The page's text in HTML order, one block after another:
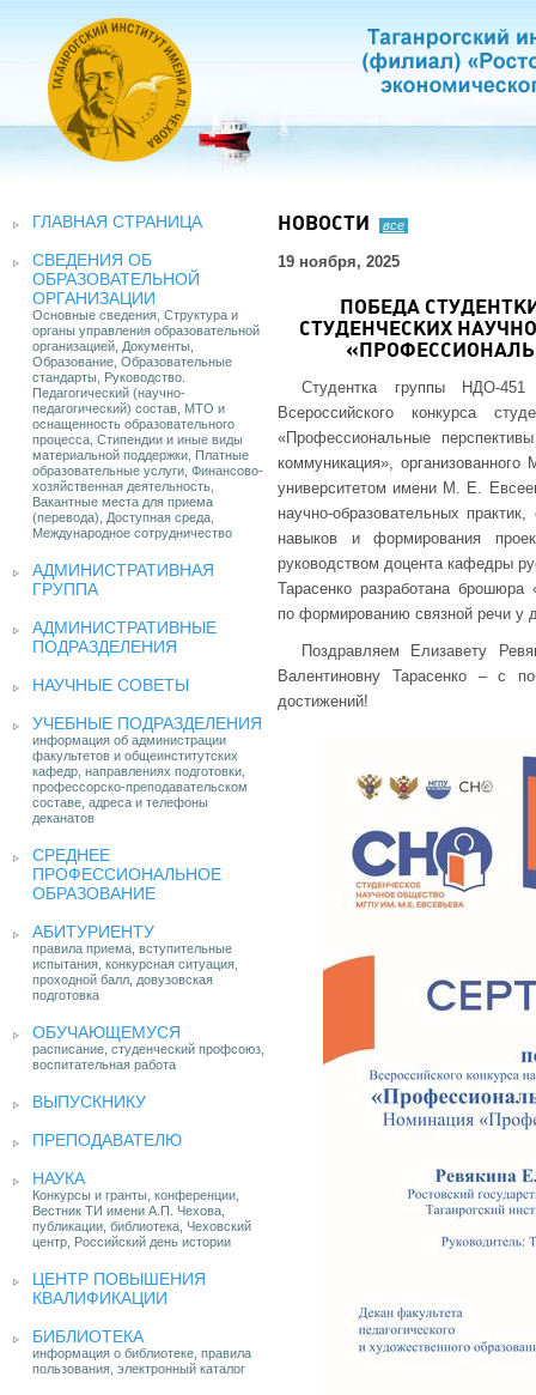
ГЛАВНАЯ СТРАНИЦА
СВЕДЕНИЯ ОБ
ОБРАЗОВАТЕЛЬНОЙ
ОРГАНИЗАЦИИ
Основные сведения, Структура и
органы управления образовательной
организацией, Документы,
Образование, Образовательные
стандарты, Руководство.
Педагогический (научно-
педагогический) состав, МТО и
оснащенность образовательного
процесса, Стипендии и иные виды
материальной поддержки, Платные
образовательные услуги, Финансово-
хозяйственная деятельность,
Вакантные места для приема
(перевода), Доступная среда,
Международное сотрудничество
АДМИНИСТРАТИВНАЯ
ГРУППА
АДМИНИСТРАТИВНЫЕ
ПОДРАЗДЕЛЕНИЯ
НАУЧНЫЕ СОВЕТЫ
УЧЕБНЫЕ ПОДРАЗДЕЛЕНИЯ
информация об администрации
факультетов и общеинститутских
кафедр, направлениях подготовки,
профессорско-преподавательском
составе, адреса и телефоны
деканатов
СРЕДНЕЕ
ПРОФЕССИОНАЛЬНОЕ
ОБРАЗОВАНИЕ
АБИТУРИЕНТУ
правила приема, вступительные
испытания, конкурсная ситуация,
проходной балл, довузовская
подготовка
ОБУЧАЮЩЕМУСЯ
расписание, студенческий профсоюз,
воспитательная работа
ВЫПУСКНИКУ
ПРЕПОДАВАТЕЛЮ
НАУКА
Конкурсы и гранты, конференции,
Вестник ТИ имени А.П. Чехова,
публикации, библиотека, Чеховский
центр, Российский день истории
ЦЕНТР ПОВЫШЕНИЯ
КВАЛИФИКАЦИИ
БИБЛИОТЕКА
информация о библиотеке, правила
пользования, электронный каталог
НОВОСТИ все
19 ноября, 2025
ПОБЕДА
СТУДЕНЧЕСКИХ
Студентка группы НДО-451
Всероссийского конкурса
«Профессиональные
коммуникация»,
университетом имени М. Е.
научно-образовательных
навыков и формирования
руководством доцента кафедры
Тарасенко разработана
по формированию связной речи у
Поздравляем Елизавету
Валентиновну Тарасенко – с
достижений!